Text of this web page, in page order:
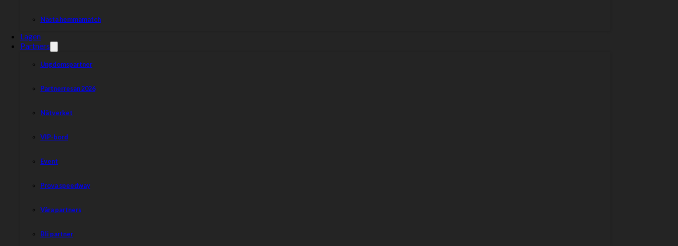
Nästa hemmamatch
Lagen
Partners
Ungdomspartner
Partnerresan 2026
Nätverket
VIP-bord
Event
Prova speedway
Våra partners
Bli partner